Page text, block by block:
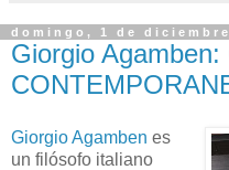
domingo, 1 de diciembre
Giorgio
Giorgio Agamben es
un filósofo italiano